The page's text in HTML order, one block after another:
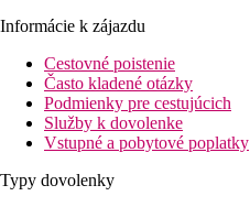
Informácie k zájazdu
Cestovné poistenie
Často kladené otázky
Podmienky pre cestujúcich
Služby k dovolenke
Vstupné a pobytové poplatky
Typy dovolenky